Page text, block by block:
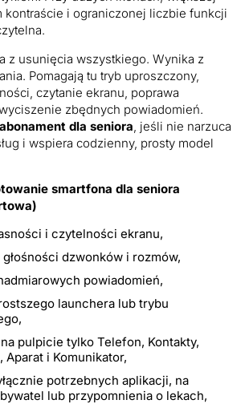
kontraście i ograniczonej liczbie funkcji
z usunięcia wszystkiego. Wynika z
Pomagają tu tryb uproszczony,
czytanie ekranu, poprawa
zbędnych powiadomień.
abonament dla seniora, jeśli nie narzuca
i wspiera codzienny, prosty model
smartfona dla seniora
i czytelności ekranu,
dzwonków i rozmów,
powiadomień,
launchera lub trybu
pulpicie tylko Telefon, Kontakty,
Aparat i Komunikator,
potrzebnych aplikacji, na
lub przypomnienia o lekach,